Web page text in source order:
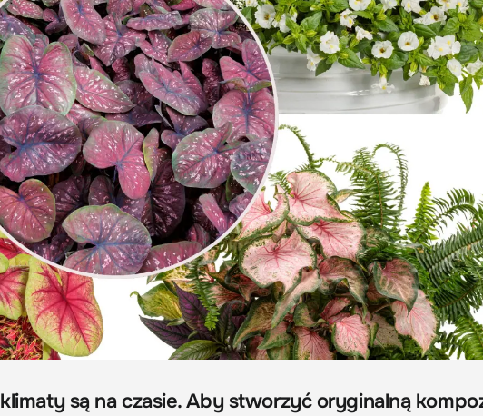
są na czasie. Aby stworzyć oryginalną